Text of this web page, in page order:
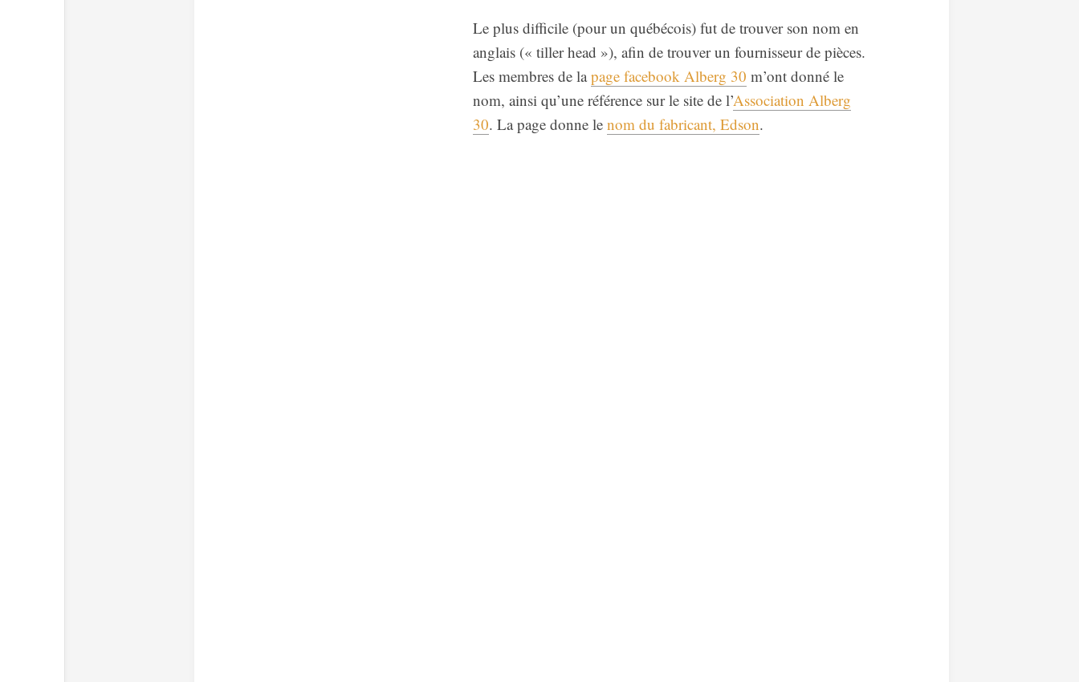
Le plus difficile (pour un québécois) fut de trouver son nom en
anglais (« tiller head »), afin de trouver un fournisseur de pièces.
Les membres de lapage facebook Alberg 30 m’ont donné le
nom, ainsi qu’une référence sur le site de l’Association Alberg
30. La page donne le nom du fabricant, Edson.